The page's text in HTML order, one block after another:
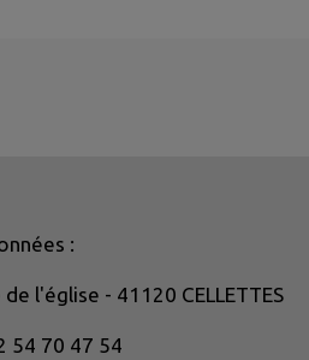
:
de l'église - 41120 CELLETTES
54 70 47 54